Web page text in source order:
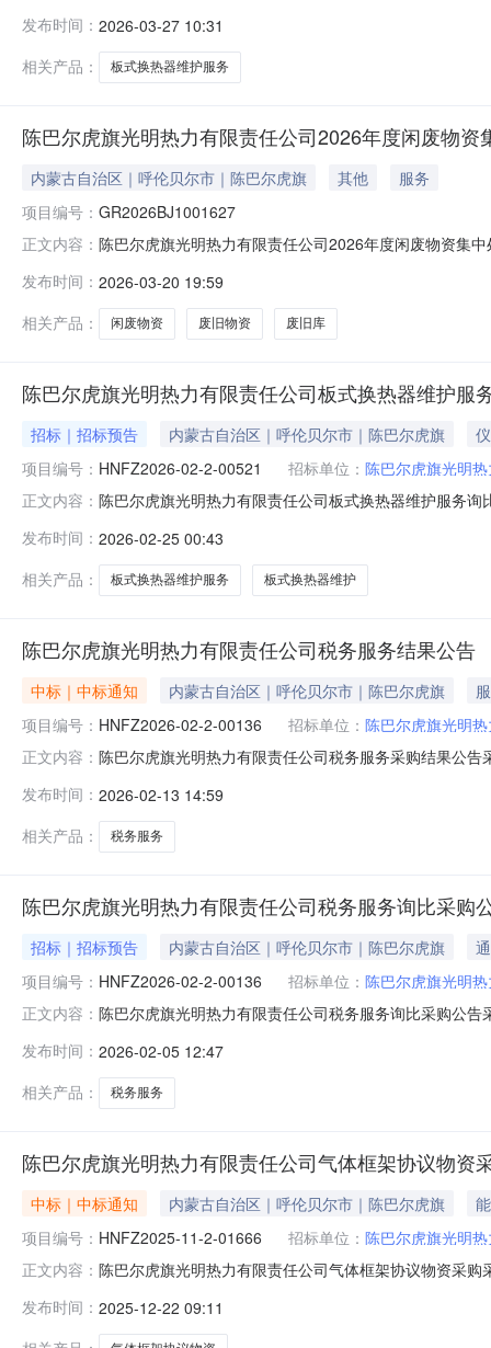
发布时间： 2026-03-27 10:31
相关产品：
板式换热器维护服务
陈巴尔虎旗光明热力有限责任公司2026年度闲废物资
内蒙古自治区｜呼伦贝尔市｜陈巴尔虎旗 其他
服务
项目编号： GR2026BJ1001627
正文内容： 陈巴尔虎旗光明热力有限责任公司2026年度闲废物资集
润峰踏勘联系人电话15344215777资产描述项目现场咨
发布时间： 2026-03-20 19:59
相关产品：
闲废物资 废旧物资 废旧库
陈巴尔虎旗光明热力有限责任公司板式换热器维护服
招标｜招标预告 内蒙古自治区｜呼伦贝尔市｜陈巴尔虎旗
项目编号： HNFZ2026-02-2-00521 招标单位： 陈巴尔虎旗光明
正文内容： 陈巴尔虎旗光明热力有限责任公司板式换热器维护服务
台数）板式换热器物理和化学清洗。2.2采购范围序号计
交货时间计划开工时间计
发布时间： 2026-02-25 00:43
相关产品：
板式换热器维护服务 板式换热器维护
陈巴尔虎旗光明热力有限责任公司税务服务结果公告
中标｜中标通知 内蒙古自治区｜呼伦贝尔市｜陈巴尔虎旗
项目编号： HNFZ2026-02-2-00136 招标单位： 陈巴尔虎旗光明
正文内容： 陈巴尔虎旗光明热力有限责任公司税务服务采购结果公
发布时间： 2026-02-13 14:59
相关产品：
税务服务
陈巴尔虎旗光明热力有限责任公司税务服务询比采购
招标｜招标预告 内蒙古自治区｜呼伦贝尔市｜陈巴尔虎旗
项目编号： HNFZ2026-02-2-00136 招标单位： 陈巴尔虎旗光明
正文内容： 陈巴尔虎旗光明热力有限责任公司税务服务询比采购公
方2021年、2022年、2023年、2025年的全税种申报缴
改建议，
发布时间： 2026-02-05 12:47
相关产品：
税务服务
陈巴尔虎旗光明热力有限责任公司气体框架协议物资
中标｜中标通知 内蒙古自治区｜呼伦贝尔市｜陈巴尔虎旗
项目编号： HNFZ2025-11-2-01666 招标单位： 陈巴尔虎旗光明
正文内容： 陈巴尔虎旗光明热力有限责任公司气体框架协议物资采
发布时间： 2025-12-22 09:11